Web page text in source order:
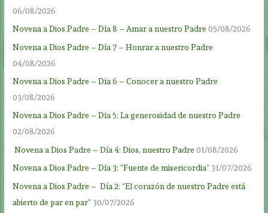
06/08/2026
Novena a Dios Padre – Día 8 – Amar a nuestro Padre 05/08/2026
Novena a Dios Padre – Día 7 – Honrar a nuestro Padre
04/08/2026
Novena a Dios Padre – Día 6 – Conocer a nuestro Padre
03/08/2026
Novena a Dios Padre – Día 5: La generosidad de nuestro Padre
02/08/2026
Novena a Dios Padre – Día 4: Dios, nuestro Padre 01/08/2026
Novena a Dios Padre – Día 3: “Fuente de misericordia” 31/07/2026
Novena a Dios Padre – Día 2: “El corazón de nuestro Padre está
abierto de par en par” 30/07/2026